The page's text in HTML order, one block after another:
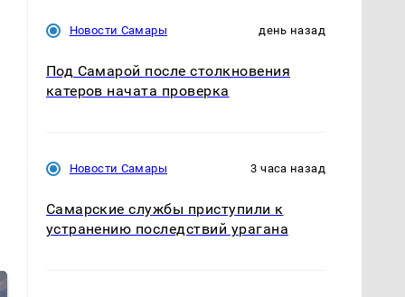
Новости Самары день назад
Под Самарой после столкновения
катеров начата проверка
Новости Самары 3 часа назад
Самарские службы приступили к
устранению последствий урагана